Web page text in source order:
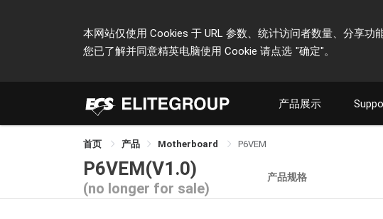
本网站仅使用 Cookies 于 URL 参数、统计访问者数量、分享
您已了解并同意精英电脑使用 Cookie 请点选 "确定"。
产品展示
首页 产品 Motherboard P6VEM
P6VEM(V1.0)
(no longer for sale)
产品规格